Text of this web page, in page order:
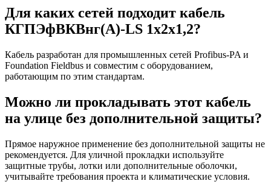
Для каких сетей подходит кабель
КГПЭфВКВнг(А)-LS 1х2х1,2?
Кабель разработан для промышленных сетей Profibus-PA и
Foundation Fieldbus и совместим с оборудованием,
работающим по этим стандартам.
Можно ли прокладывать этот кабель
на улице без дополнительной защиты?
Прямое наружное применение без дополнительной защиты не
рекомендуется. Для уличной прокладки используйте
защитные трубы, лотки или дополнительные оболочки,
учитывайте требования проекта и климатические условия.